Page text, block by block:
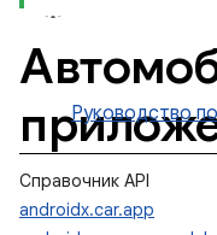
Руководство
Справочник API
androidx.car.app